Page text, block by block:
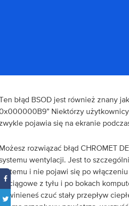
błąd BSOD jest również znany
Niektórzy
pojawia się na ekranie
rozwiązać błąd CHROMET
wentylacji. Jest to
i nie pojawi się po
z tyłu i po bokach
czuć stały przepływ